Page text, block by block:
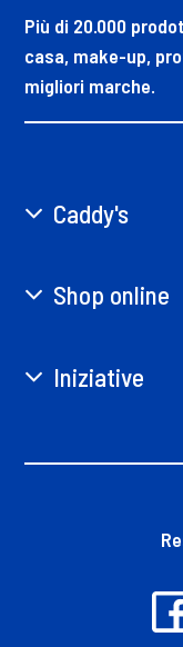
Più di 20.000
casa, make-up,
migliori marche.
Caddy's
Shop online
Iniziative